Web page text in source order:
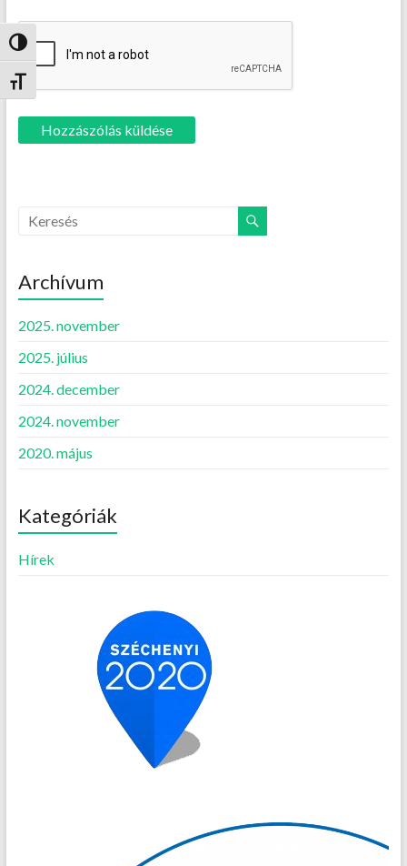
Nagy kontraszt váltása
Betűméret váltása
Search
Archívum
2025. november
2025. július
2024. december
2024. november
2020. május
Kategóriák
Hírek